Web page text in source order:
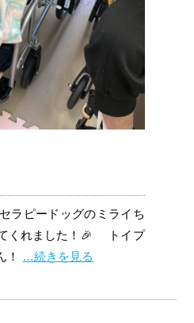
ラピードッグのミライち
くれました！🎉 トイプ
！ …続きを見る